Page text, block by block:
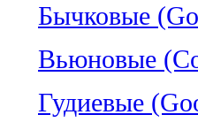
Бычковые
Вьюновые
Гудиевые